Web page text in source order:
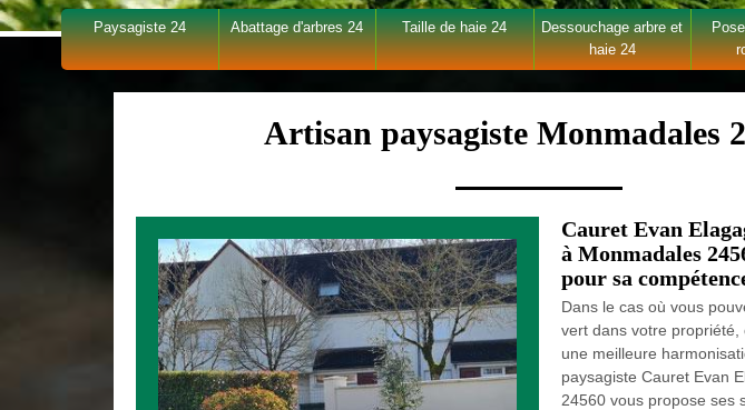
Paysagiste 24 Abattage d'arbres 24 Taille de haie 24
Dessouchage arbre et
haie 24
Artisan paysagiste Monmadales
Cauret Evan
à Monmadales
pour sa
Dans le cas où vous
vert dans votre
une meilleure
paysagiste Cauret Evan
24560 vous propose ses